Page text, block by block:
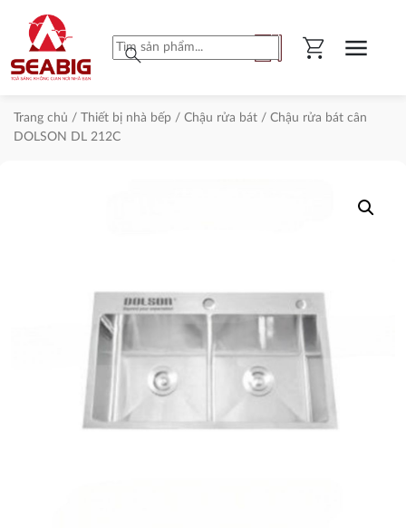
search shopping_cart menu
Trang chủ / Thiết bị nhà bếp / Chậu rửa bát / Chậu rửa bát cân
DOLSON DL 212C